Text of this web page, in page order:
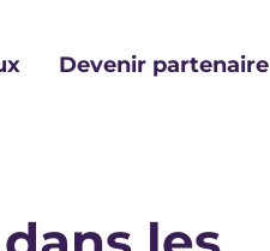
Devenir partenaire